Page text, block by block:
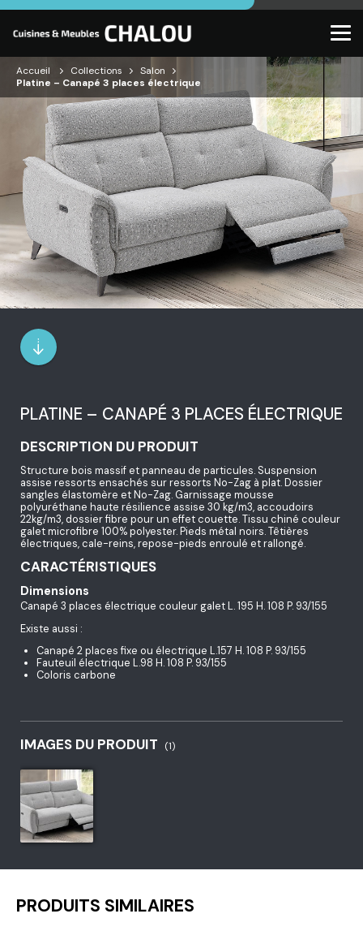
Accueil Collections
Salon
Platine – Canapé 3 places électrique
PLATINE – CANAPÉ 3 PLACES ÉLECTRIQUE
DESCRIPTION DU PRODUIT
Structure bois massif et panneau de particules. Suspension
assise ressorts ensachés sur ressorts No-Zag à plat. Dossier
sangles élastomère et No-Zag. Garnissage mousse
polyuréthane haute résilience assise 30 kg/m3, accoudoirs
22kg/m3, dossier fibre pour un effet couette. Tissu chiné couleur
galet microfibre 100% polyester. Pieds métal noirs. Têtières
électriques, cale-reins, repose-pieds enroulé et rallongé.
CARACTÉRISTIQUES
Dimensions
Canapé 3 places électrique couleur galet L. 195 H. 108 P. 93/155
Existe aussi :
Canapé 2 places fixe ou électrique L.157 H. 108 P. 93/155
Fauteuil électrique L.98 H. 108 P. 93/155
Coloris carbone
IMAGES DU PRODUIT (1)
PRODUITS SIMILAIRES